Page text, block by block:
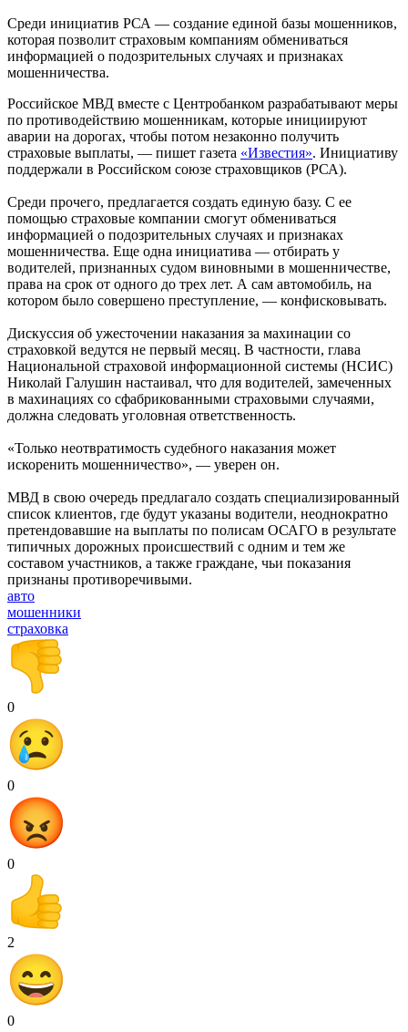
Среди инициатив РСА — создание единой базы мошенников,
которая позволит страховым компаниям обмениваться
информацией о подозрительных случаях и признаках
мошенничества.
Российское МВД вместе с Центробанком разрабатывают меры
по противодействию мошенникам, которые инициируют
аварии на дорогах, чтобы потом незаконно получить
страховые выплаты, — пишет газета «Известия». Инициативу
поддержали в Российском союзе страховщиков (РСА).
Среди прочего, предлагается создать единую базу. С ее
помощью страховые компании смогут обмениваться
информацией о подозрительных случаях и признаках
мошенничества. Еще одна инициатива — отбирать у
водителей, признанных судом виновными в мошенничестве,
права на срок от одного до трех лет. А сам автомобиль, на
котором было совершено преступление, — конфисковывать.
Дискуссия об ужесточении наказания за махинации со
страховкой ведутся не первый месяц. В частности, глава
Национальной страховой информационной системы (НСИС)
Николай Галушин настаивал, что для водителей, замеченных
в махинациях со сфабрикованными страховыми случаями,
должна следовать уголовная ответственность.
«Только неотвратимость судебного наказания может
искоренить мошенничество», — уверен он.
МВД в свою очередь предлагало создать специализированный
список клиентов, где будут указаны водители, неоднократно
претендовавшие на выплаты по полисам ОСАГО в результате
типичных дорожных происшествий с одним и тем же
составом участников, а также граждане, чьи показания
признаны противоречивыми.
авто
мошенники
страховка
0
0
0
2
0